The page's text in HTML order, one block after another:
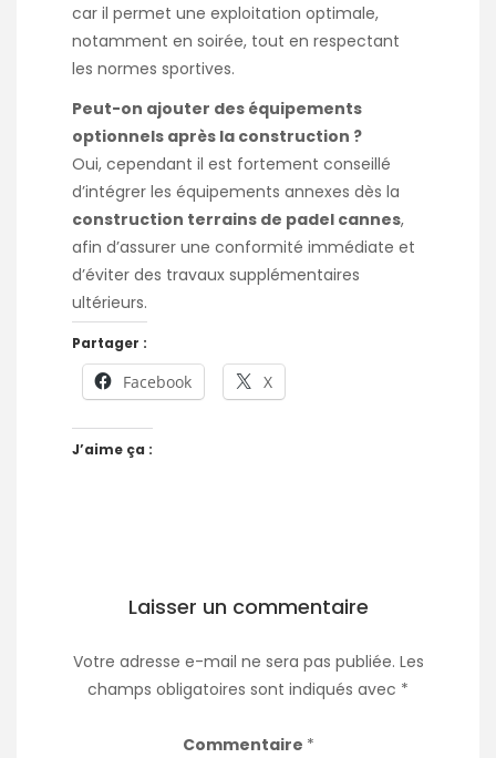
car il permet une exploitation optimale,
notamment en soirée, tout en respectant
les normes sportives.
Peut-on ajouter des équipements
optionnels après la construction ?
Oui, cependant il est fortement conseillé
d’intégrer les équipements annexes dès la
construction terrains de padel cannes,
afin d’assurer une conformité immédiate et
d’éviter des travaux supplémentaires
ultérieurs.
Partager :
Facebook X
J’aime ça :
Laisser un commentaire
Votre adresse e-mail ne sera pas publiée. Les
champs obligatoires sont indiqués avec *
Commentaire *